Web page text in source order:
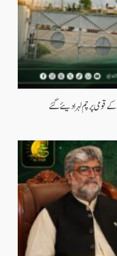
قومی پرچم لہرا دیئے گئے